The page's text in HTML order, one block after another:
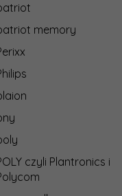
memory
czyli Plantronics i